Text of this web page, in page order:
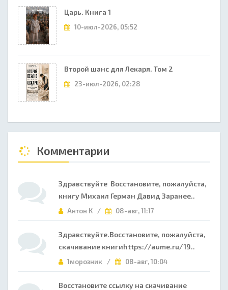
Царь. Книга 1
10-июл-2026, 05:52
Второй шанс для Лекаря. Том 2
23-июл-2026, 02:28
Комментарии
Здравствуйте Восстановите, пожалуйста,
книгу Михаил Герман Давид Заранее..
Антон К / 08-авг, 11:17
Здравствуйте.Восстановите, пожалуйста,
скачивание книгиhttps://aume.ru/19..
1морозник / 08-авг, 10:04
Восстановите ссылку на скачивание